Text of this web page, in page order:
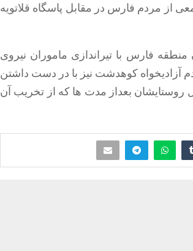
از مردم فارس در مقابل پاسگاه قلاتویه
فارس با تیراندازی ماموران نیروی
آزادیخواه کوهدشت نیز با در دست داشتن
روستایشان بعداز مدت ها که از تخریب آن